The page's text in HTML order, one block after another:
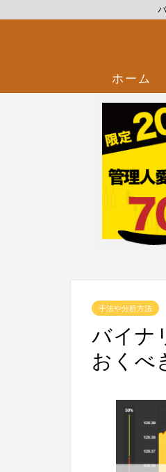
ホーム
手法や分析方法
バイナ
おくべ